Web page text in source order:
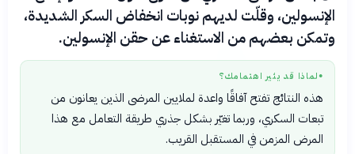
الإنسولين، وقلّت لديهم نوبات انخفاض السكر الشديدة،
وتمكن بعضهم من الاستغناء عن حقن الإنسولين.
● لماذا قد يثير اهتمامك؟
هذه النتائج تفتح آفاقًا واعدة لملايين المرضى الذين يعانون من
تبعات السكري، وربما تغيّر بشكل جذري طريقة التعامل مع هذا
المرض المزمن في المستقبل القريب.